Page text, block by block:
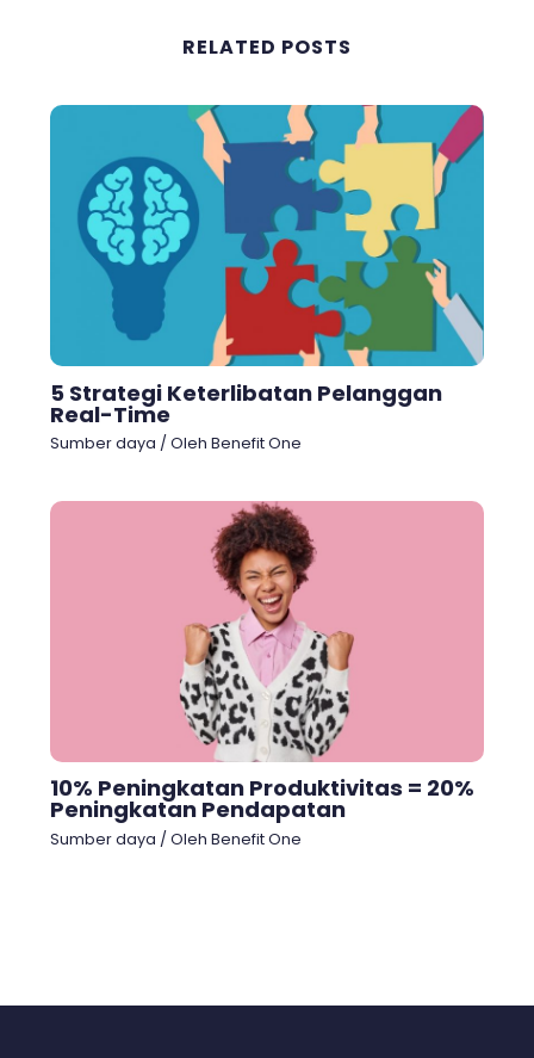
RELATED POSTS
5 Strategi Keterlibatan Pelanggan
Real-Time
Sumber daya / Oleh Benefit One
10% Peningkatan Produktivitas = 20%
Peningkatan Pendapatan
Sumber daya / Oleh Benefit One